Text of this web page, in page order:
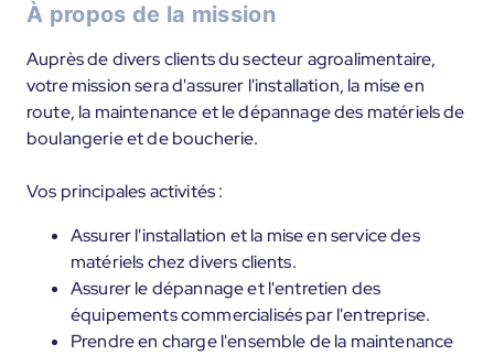
À propos de la mission
Auprès de divers clients du secteur agroalimentaire,
votre mission sera d'assurer l'installation, la mise en
route, la maintenance et le dépannage des matériels de
boulangerie et de boucherie.
Vos principales activités :
Assurer l'installation et la mise en service des
matériels chez divers clients.
Assurer le dépannage et l'entretien des
équipements commercialisés par l'entreprise.
Prendre en charge l'ensemble de la maintenance